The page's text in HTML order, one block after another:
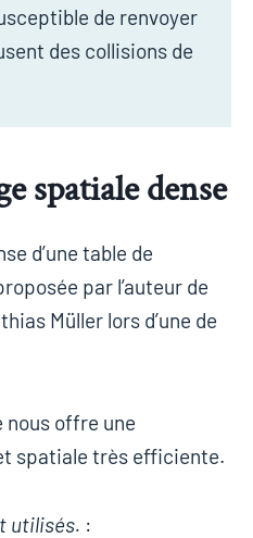
de renvoyer
des collisions de
spatiale dense
d’une table de
par l’auteur de
Müller lors d’une de
nous offre une
spatiale très efficiente.
utilisés. :